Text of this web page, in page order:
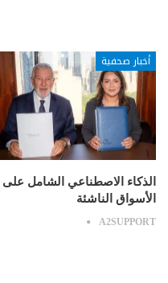
أخبار صحفية
الذكاء الاصطناعي الشامل
الأسواق الناشئة
A2SUPPORT